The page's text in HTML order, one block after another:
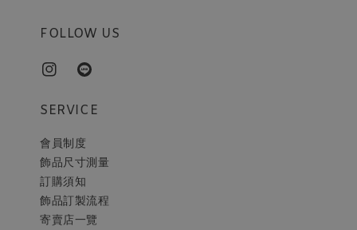
FOLLOW US
SERVICE
會員制度
飾品尺寸測量
訂購須知
飾品訂製流程
寄賣店一覽